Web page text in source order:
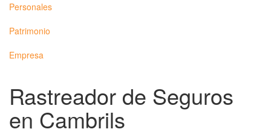
Personales
Patrimonio
Empresa
Rastreador de Seguros
en Cambrils